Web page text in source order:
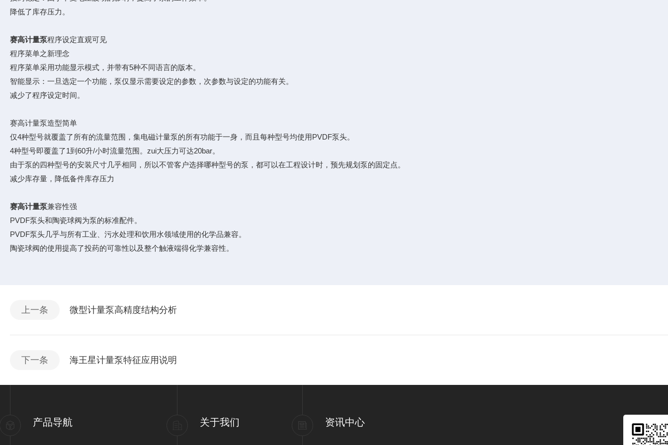
降低了库存压力。
赛高计量泵程序设定直观可见
程序菜单之新理念
程序菜单采用功能显示模式，并带有5种不同语言的版本。
智能显示：一旦选定一个功能，泵仅显示需要设定的参数，次参数与设定的功能有关。
减少了程序设定时间。
赛高计量泵造型简单
仅4种型号就覆盖了所有的流量范围，集电磁计量泵的所有功能于一身，而且每种型号均使用PVDF泵头。
4种型号即覆盖了1到60升/小时流量范围。zui大压力可达20bar。
由于泵的四种型号的安装尺寸几乎相同，所以不管客户选择哪种型号的泵，都可以在工程设计时，预先规划泵的固定点。
减少库存量，降低备件库存压力
赛高计量泵兼容性强
PVDF泵头和陶瓷球阀为泵的标准配件。
PVDF泵头几乎与所有工业、污水处理和饮用水领域使用的化学品兼容。
陶瓷球阀的使用提高了投药的可靠性以及整个触液端得化学兼容性。
上一条 微型计量泵高精度结构分析
下一条 海王星计量泵特征应用说明
产品导航 关于我们 资讯中心